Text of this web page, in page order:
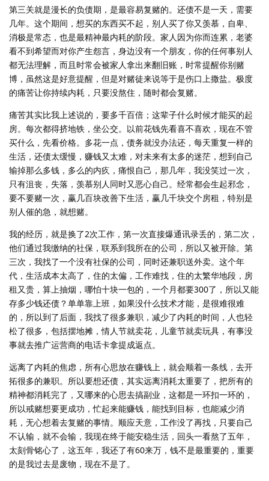
第三关就是漫长的负债期，是最容易复赌的。还债不是一天，需要
几年。这个期间，想买的东西买不起，别人买了你又羡慕，自卑、
消极是常态，也是最精神最内耗的阶段。家人因为你而连累，老婆
看不到希望而对你产生怨言，身边没有一个朋友，你的任何事别人
都无法理解，而且时常会被家人拿出来翻旧账，时常提醒你别赌
博，虽然这是好意提醒，但是对赌徒来说等于是伤口上撒盐。极度
的痛苦让你持续内耗，只要没熬住，随时都会复赌。
痛苦其实比我上述说的，要多千百倍；这辈子什么时候才能买的起
房。每次都得挤地铁，坐公交。以前花钱先看喜不喜欢，现在不管
买什么，先看价格。多花一点，债务就没办法还，每天重复一样的
生活，还债太缓慢，赚钱又太难，对未来有太多的迷茫，想到自己
输掉那么多钱，多么的内疚，痛恨自己，那几年，我没笑过一次，
只有沮丧，失落，羡慕别人同时又恶心自己。经常都会生起邪念，
要不要赌一次，赢几百块改善下生活，赢几千块交个房租，特别是
别人催的急，就想赌。
我的经历，就是换了2次工作，第一次直接爆通讯录丢的，第二次，
他们通过我缴纳的社保，联系到我所在的公司，所以又被开除。第
三次，我找了一个没有社保的公司，同时还兼职送外卖。这个年
代，生活成本太高了，住的太偏，工作难找，住的太繁华地段，房
租又贵，算上抽烟，哪怕十块一包的，一个月都要300了，所以又能
存多少钱还债？单单靠上班，如果没什么技术才能，是很难很难
的，所以到了后面，我找了很多兼职，减少了内耗的时间，人也轻
松了很多，包括摆地摊，情人节就卖花，儿童节就卖玩具，有事没
事就去推广运营商的电话卡拿提成返点。
远离了内耗的焦虑，所有心思放在赚钱上，就会顺着一条线，去开
拓很多的兼职。所以要想还债，其实远离消耗太重要了，把所有的
精神都消耗完了，又哪来的心思去搞副业，这都是一环扣一环的，
所以戒赌想要更成功，忙起来能赚钱，能找到目标，也能减少消
耗，无心想着去复赌的事情。顺应天意，工作没了再找，只要自己
不认输，就不会输，我现在终于能安稳生活，回头一看熬了五年，
太刻骨铭心了，这五年，我还了有60来万，钱不是最重要的，重要
的是我过去是废物，现在不是了。